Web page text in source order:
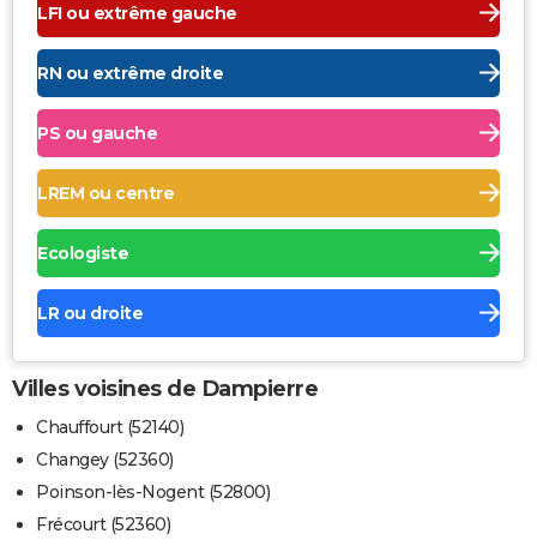
LFI ou extrême gauche
RN ou extrême droite
PS ou gauche
LREM ou centre
Ecologiste
LR ou droite
Villes voisines de Dampierre
Chauffourt (52140)
Changey (52360)
Poinson-lès-Nogent (52800)
Frécourt (52360)